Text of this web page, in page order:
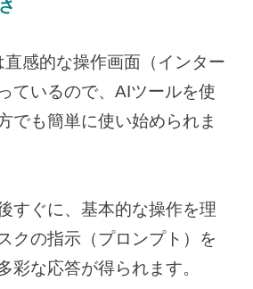
感的な操作画面（インター
ているので、AIツールを使
でも簡単に使い始められま
すぐに、基本的な操作を理
クの指示（プロンプト）を
彩な応答が得られます。